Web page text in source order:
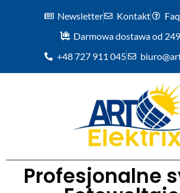
Newsletter Kontakt
Faq
Darmowa dostawa od
+48 727 911 045
Profesjonalne